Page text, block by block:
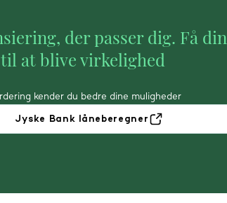
der passer dig. Få din
at blive virkelighed
kender du bedre dine muligheder
Jyske Bank låneberegner